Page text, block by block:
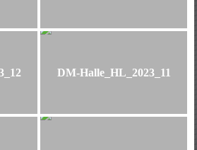
DM-Halle_HL_2023_11